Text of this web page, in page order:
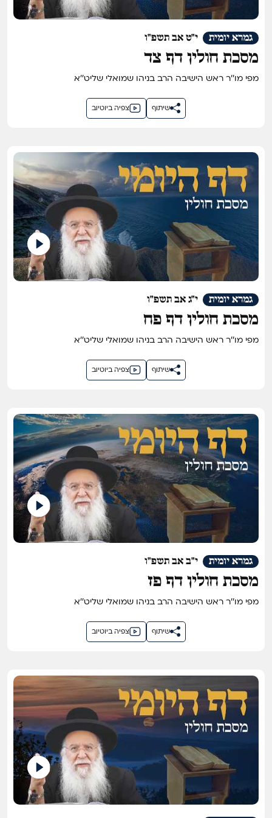
י"ט אב תשפ"ו גמרא יומית
מסכת חולין דף צד
מפי מו''ר ראש הישיבה הרב בניהו שמואלי שליט''א
צפיה ביוטיוב שיתוף
י"ג אב תשפ"ו גמרא יומית
מסכת חולין דף פח
מפי מו''ר ראש הישיבה הרב בניהו שמואלי שליט''א
צפיה ביוטיוב שיתוף
י"ב אב תשפ"ו גמרא יומית
מסכת חולין דף פז
מפי מו''ר ראש הישיבה הרב בניהו שמואלי שליט''א
צפיה ביוטיוב שיתוף